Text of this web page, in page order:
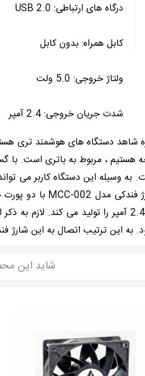
درگاه های ارتباطی: USB 2.0
کابل همراه: بدون کابل
ولتاژ خروجی: 5.0 ولت
شدت جریان خروجی: 2.4 آمپر
دستگاه های هوشمند تری
هستیم ، مربوط به باتری
به وسیله این دستگاه کاربر می
نمود. خروجی پورت این دستگاه در ولتاژ 5 ولت
به این ترتیب اتصال به این شارژ
شاید این